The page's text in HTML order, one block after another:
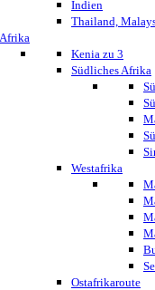
Indien
Thailand,
Afrika
Kenia zu 3
Südliches Afrika
Westafrika
Ostafrikaroute